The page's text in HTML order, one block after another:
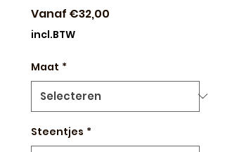
Vanaf €32,00
incl.BTW
Maat *
Steentjes *